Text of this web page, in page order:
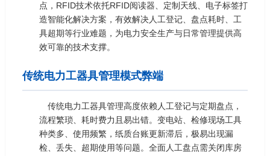
点，RFID技术依托RFID阅读器、定制天线、电子标签打
造智能化解决方案，有效解决人工登记、盘点耗时、工
具超期等行业难题，为电力安全生产与日常管理提供高
效可靠的技术支撑。
传统电力工器具管理模式弊端
传统电力工器具管理高度依赖人工登记与定期盘点，
流程繁琐、耗时费力且易出错。变电站、检修现场工具
种类多、使用频繁，纸质台账更新滞后，极易出现漏
检、丢失、超期使用等问题。全面人工盘点需关闭库房